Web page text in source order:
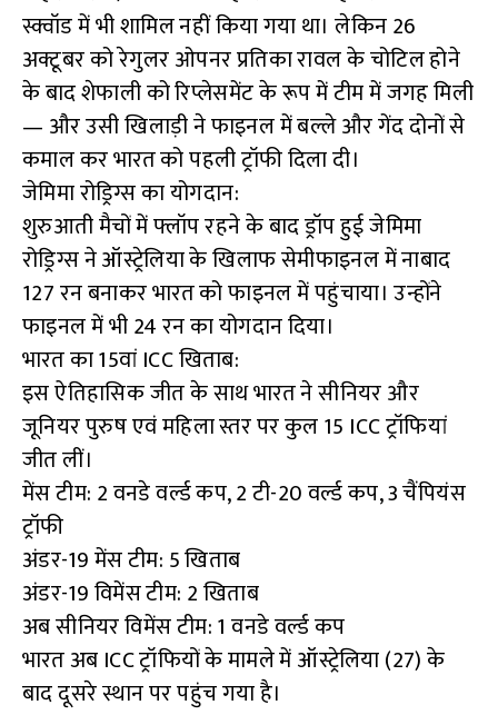
स्क्वॉड में भी शामिल नहीं किया गया था। लेकिन 26
अक्टूबर को रेगुलर ओपनर प्रतिका रावल के चोटिल होने
के बाद शेफाली को रिप्लेसमेंट के रूप में टीम में जगह मिली
— और उसी खिलाड़ी ने फाइनल में बल्ले और गेंद दोनों से
कमाल कर भारत को पहली ट्रॉफी दिला दी।
जेमिमा रोड्रिग्स का योगदान:
शुरुआती मैचों में फ्लॉप रहने के बाद ड्रॉप हुई जेमिमा
रोड्रिग्स ने ऑस्ट्रेलिया के खिलाफ सेमीफाइनल में नाबाद
127 रन बनाकर भारत को फाइनल में पहुंचाया। उन्होंने
फाइनल में भी 24 रन का योगदान दिया।
भारत का 15वां ICC खिताब:
इस ऐतिहासिक जीत के साथ भारत ने सीनियर और
जूनियर पुरुष एवं महिला स्तर पर कुल 15 ICC ट्रॉफियां
जीत लीं।
मेंस टीम: 2 वनडे वर्ल्ड कप, 2 टी-20 वर्ल्ड कप, 3 चैंपियंस
ट्रॉफी
अंडर-19 मेंस टीम: 5 खिताब
अंडर-19 विमेंस टीम: 2 खिताब
अब सीनियर विमेंस टीम: 1 वनडे वर्ल्ड कप
भारत अब ICC ट्रॉफियों के मामले में ऑस्ट्रेलिया (27) के
बाद दूसरे स्थान पर पहुंच गया है।